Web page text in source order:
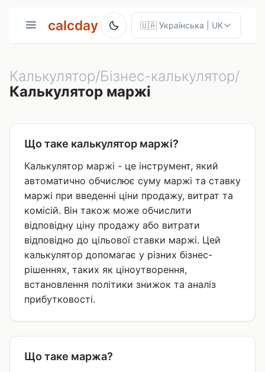
calcday
Калькулятор/Бізнес-калькулятор/
Калькулятор маржі
Що таке калькулятор маржі?
Калькулятор маржі - це інструмент, який
автоматично обчислює суму маржі та ставку
маржі при введенні ціни продажу, витрат та
комісій. Він також може обчислити
відповідну ціну продажу або витрати
відповідно до цільової ставки маржі. Цей
калькулятор допомагає у різних бізнес-
рішеннях, таких як ціноутворення,
встановлення політики знижок та аналіз
прибутковості.
Що таке маржа?